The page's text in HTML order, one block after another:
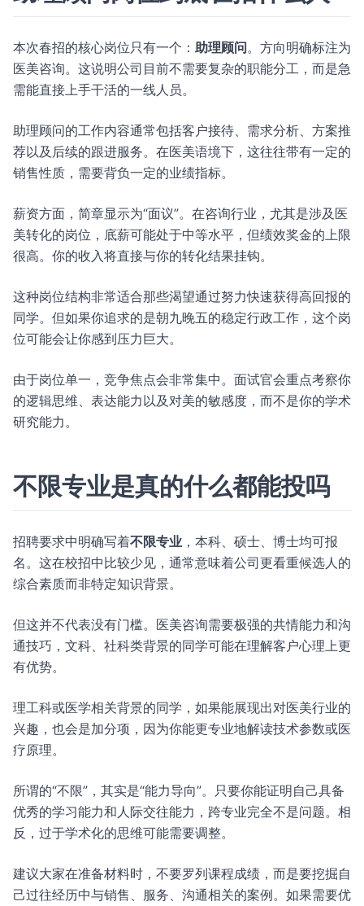
本次春招的核心岗位只有一个： 助理顾问。方向明确标注为
医美咨询。这说明公司目前不需要复杂的职能分工，而是急
需能直接上手干活的一线人员。
助理顾问的工作内容通常包括客户接待、需求分析、方案推
荐以及后续的跟进服务。在医美语境下，这往往带有一定的
销售性质，需要背负一定的业绩指标。
薪资方面，简章显示为“面议”。在咨询行业，尤其是涉及医
美转化的岗位，底薪可能处于中等水平，但绩效奖金的上限
很高。你的收入将直接与你的转化结果挂钩。
这种岗位结构非常适合那些渴望通过努力快速获得高回报的
同学。但如果你追求的是朝九晚五的稳定行政工作，这个岗
位可能会让你感到压力巨大。
由于岗位单一，竞争焦点会非常集中。面试官会重点考察你
的逻辑思维、表达能力以及对美的敏感度，而不是你的学术
研究能力。
不限专业是真的什么都能投吗
招聘要求中明确写着不限专业 ，本科、硕士、博士均可报
名。这在校招中比较少见，通常意味着公司更看重候选人的
综合素质而非特定知识背景。
但这并不代表没有门槛。医美咨询需要极强的共情能力和沟
通技巧，文科、社科类背景的同学可能在理解客户心理上更
有优势。
理工科或医学相关背景的同学，如果能展现出对医美行业的
兴趣，也会是加分项，因为你能更专业地解读技术参数或医
疗原理。
所谓的“不限”，其实是“能力导向”。只要你能证明自己具备
优秀的学习能力和人际交往能力，跨专业完全不是问题。相
反，过于学术化的思维可能需要调整。
建议大家在准备材料时，不要罗列课程成绩，而是要挖掘自
己过往经历中与销售、服务、沟通相关的案例。如果需要优